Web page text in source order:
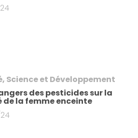
Science et Développement
des pesticides sur la
de la femme enceinte